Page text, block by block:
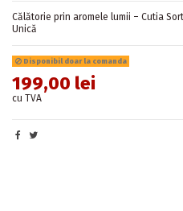
Călătorie prin aromele lumii – Cutia
Unică
Disponibil doar la comanda
199,00 lei
cu TVA